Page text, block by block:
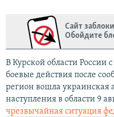
Сайт
Обойдите
В Курской области России
боевые действия после
регион вошла украинская
наступления в области 9
чрезвычайная ситуация